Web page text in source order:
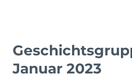
Januar 2023